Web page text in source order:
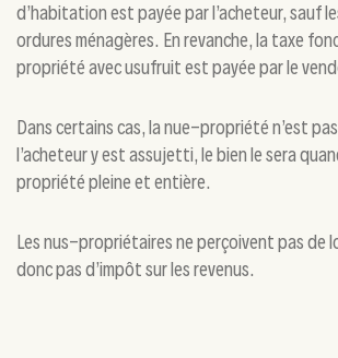
d’habitation est payée par l’acheteur, sauf
ordures ménagères. En revanche, la taxe
propriété avec usufruit est payée par le
Dans certains cas, la nue-propriété n’est pas
l’acheteur y est assujetti, le bien le sera
propriété pleine et entière.
Les nus-propriétaires ne perçoivent pas de
donc pas d’impôt sur les revenus.